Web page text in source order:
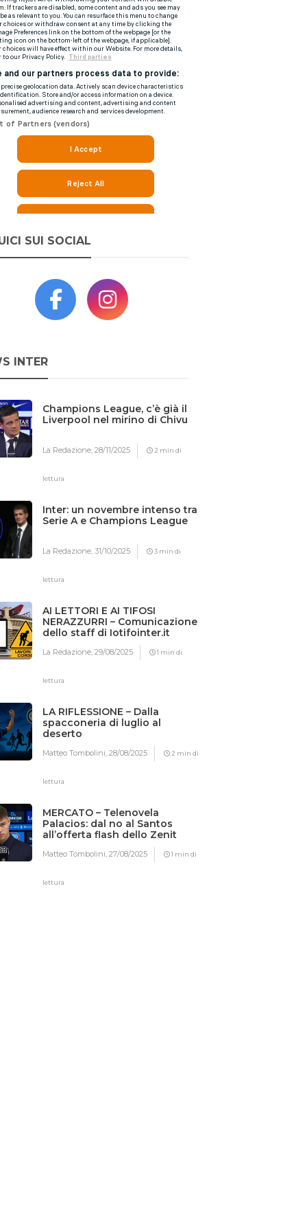
SUI SOCIAL
INTER
Champions League, c’è già il
Liverpool nel mirino di Chivu
La Redazione,28/11/2025 2 min di
lettura
Inter: un novembre intenso tra
Serie A e Champions League
La Redazione,31/10/2025 3 min di
lettura
AI LETTORI E AI TIFOSI
NERAZZURRI – Comunicazione
dello staff di Iotifointer.it
La Redazione,29/08/2025 1 min di
lettura
LA RIFLESSIONE – Dalla
spacconeria di luglio al
deserto
Matteo Tombolini,28/08/2025 2 min di
lettura
MERCATO – Telenovela
Palacios: dal no al Santos
all’offerta flash dello Zenit
Matteo Tombolini,27/08/2025 1 min di
lettura